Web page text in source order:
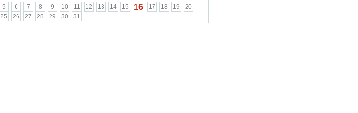
5 6 7 8 9 10 11 12 13 14 15 16 17 18 19
20
25 26 27 28 29 30 31